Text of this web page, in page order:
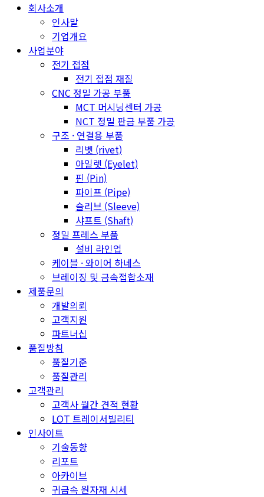
회사소개
인사말
기업개요
사업분야
전기 접점
전기 접점 재질
CNC 정밀 가공 부품
MCT 머시닝센터 가공
NCT 정밀 판금 부품 가공
구조 · 연결용 부품
리벳 (rivet)
아일렛 (Eyelet)
핀 (Pin)
파이프 (Pipe)
슬리브 (Sleeve)
샤프트 (Shaft)
정밀 프레스 부품
설비 라인업
케이블 · 와이어 하네스
브레이징 및 금속접합소재
제품문의
개발의뢰
고객지원
파트너십
품질방침
품질기준
품질관리
고객관리
고객사 월간 견적 현황
LOT 트레이서빌리티
인사이트
기술동향
리포트
아카이브
귀금속 원자재 시세